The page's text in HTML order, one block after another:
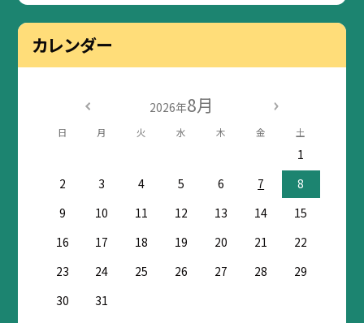
カレンダー
2026年8月
日 月 火 水 木 金 土
1
2
3 4 5 6 7
8
9
10 11 12 13 14
15
16
17 18 19 20 21
22
23
24 25 26 27 28
29
30
31